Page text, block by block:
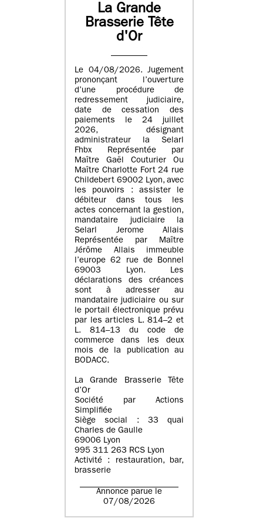
La Grande
Brasserie Tête
d'Or
Le 04/08/2026. Jugement
prononçant l’ouverture
d’une procédure de
redressement judiciaire,
date de cessation des
paiements le 24 juillet
2026, désignant
administrateur la Selarl
Fhbx Représentée par
Maître Gaël Couturier Ou
Maître Charlotte Fort 24 rue
Childebert 69002 Lyon, avec
les pouvoirs : assister le
débiteur dans tous les
actes concernant la gestion,
mandataire judiciaire la
Selarl Jerome Allais
Représentée par Maître
Jérôme Allais immeuble
l’europe 62 rue de Bonnel
69003 Lyon. Les
déclarations des créances
sont à adresser au
mandataire judiciaire ou sur
le portail électronique prévu
par les articles L. 814–2 et
L. 814–13 du code de
commerce dans les deux
mois de la publication au
BODACC.
La Grande Brasserie Tête
d’Or
Société par Actions
Simplifiée
Siège social : 33 quai
Charles de Gaulle
69006 Lyon
995 311 263 RCS Lyon
Activité : restauration, bar,
brasserie
Annonce parue le
07/08/2026